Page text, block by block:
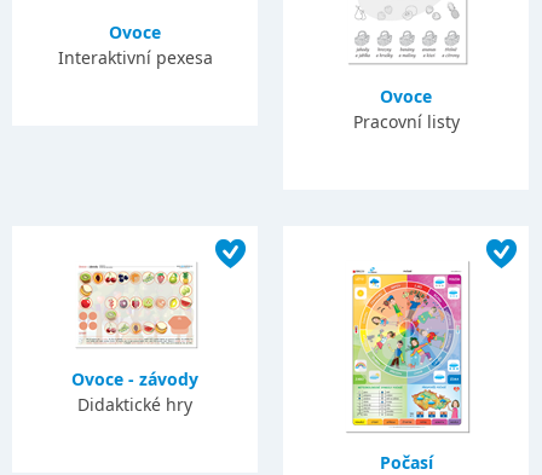
Ovoce
Interaktivní pexesa
Ovoce
Pracovní listy
Ovoce - závody
Didaktické hry
Počasí